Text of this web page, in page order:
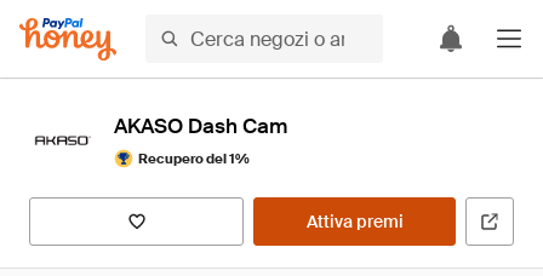
AKASO Dash Cam
Recupero del 1%
Attiva premi